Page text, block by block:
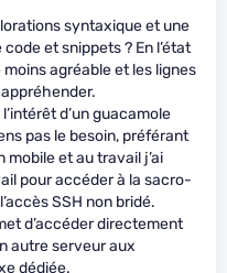
syntaxique et une
et snippets ? En l’état
agréable et les lignes
d’un guacamole
pas le besoin, préférant
mobile et au travail j’ai
pour accéder à la sacro-
SSH non bridé.
d’accéder directement
autre serveur aux
dédiée.